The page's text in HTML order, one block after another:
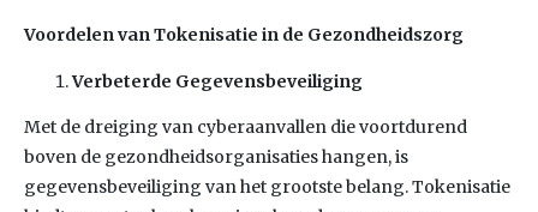
Voordelen van Tokenisatie in de Gezondheidszorg
Verbeterde Gegevensbeveiliging
Met de dreiging van cyberaanvallen die voortdurend
boven de gezondheidsorganisaties hangen, is
gegevensbeveiliging van het grootste belang. Tokenisatie